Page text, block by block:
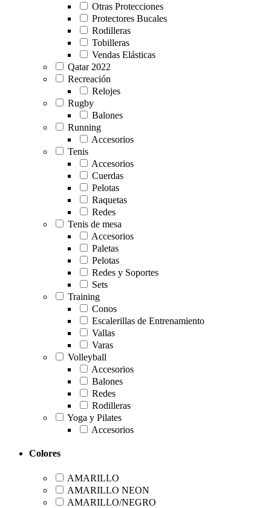
Otras Protecciones
Protectores Bucales
Rodilleras
Tobilleras
Vendas Elásticas
Qatar 2022
Recreación
Relojes
Rugby
Balones
Running
Accesorios
Tenis
Accesorios
Cuerdas
Pelotas
Raquetas
Redes
Tenis de mesa
Accesorios
Paletas
Pelotas
Redes y Soportes
Sets
Training
Conos
Escalerillas de Entrenamiento
Vallas
Varas
Volleyball
Accesorios
Balones
Redes
Rodilleras
Yoga y Pilates
Accesorios
Colores
AMARILLO
AMARILLO NEON
AMARILLO/NEGRO